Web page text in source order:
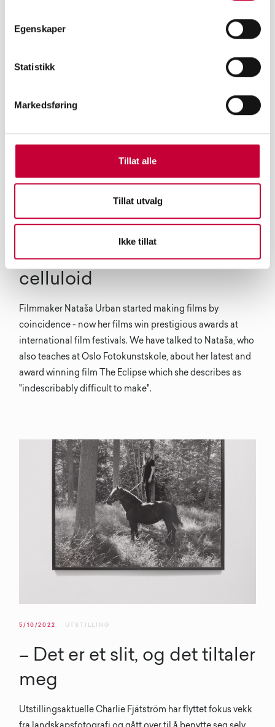
Egenskaper
Statistikk
Markedsføring
Tillat alle
Tillat utvalg
Ikke tillat
6/21/2022 FILM- OG VIDEO
– Materialized memory on
celluloid
Filmmaker Nataša Urban started making films by
coincidence - now her films win prestigious awards at
international film festivals. We have talked to Nataša, who
also teaches at Oslo Fotokunstskole, about her latest and
award winning film The Eclipse which she describes as
"indescribably difficult to make".
5/10/2022 UTSTILLING
– Det er et slit, og det tiltaler
meg
Utstillingsaktuelle Charlie Fjätström har flyttet fokus vekk